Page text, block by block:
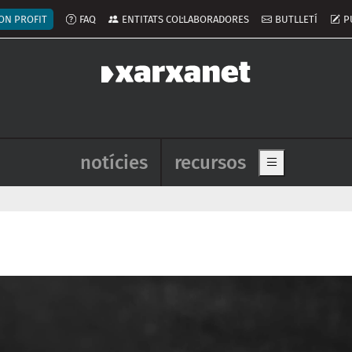
del compte d'usuari
PROFIT FAQ ENTITATS COL·LABORADORES BUTLLETÍ
Navegació principal de
notícies recursos Show main